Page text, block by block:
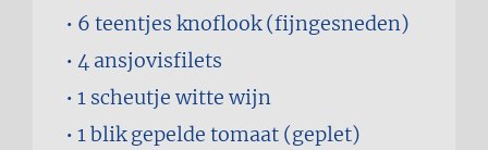
6 teentjes knoflook (fijngesneden)
4 ansjovisfilets
1 scheutje witte wijn
1 blik gepelde tomaat (geplet)